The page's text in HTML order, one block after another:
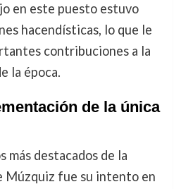
en este puesto estuvo
hacendísticas, lo que le
contribuciones a la
la época.
de la única
más destacados de la
Múzquiz fue su intento en